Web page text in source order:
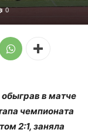
0
в матче
чемпионата
2:1, заняла